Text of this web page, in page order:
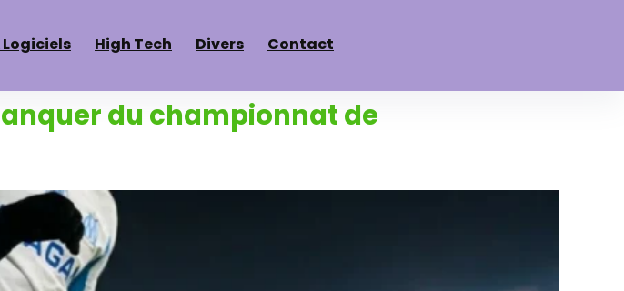
Logiciels High Tech Divers Contact
du championnat de